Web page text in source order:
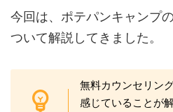
今回は、ポテパンキャンプ
ついて解説してきました。
無料カウンセリン
感じていることが